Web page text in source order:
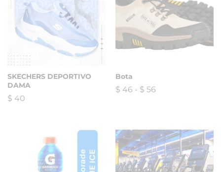
SKECHERS DEPORTIVO
DAMA
$ 40
Bota
$ 46 - $ 56